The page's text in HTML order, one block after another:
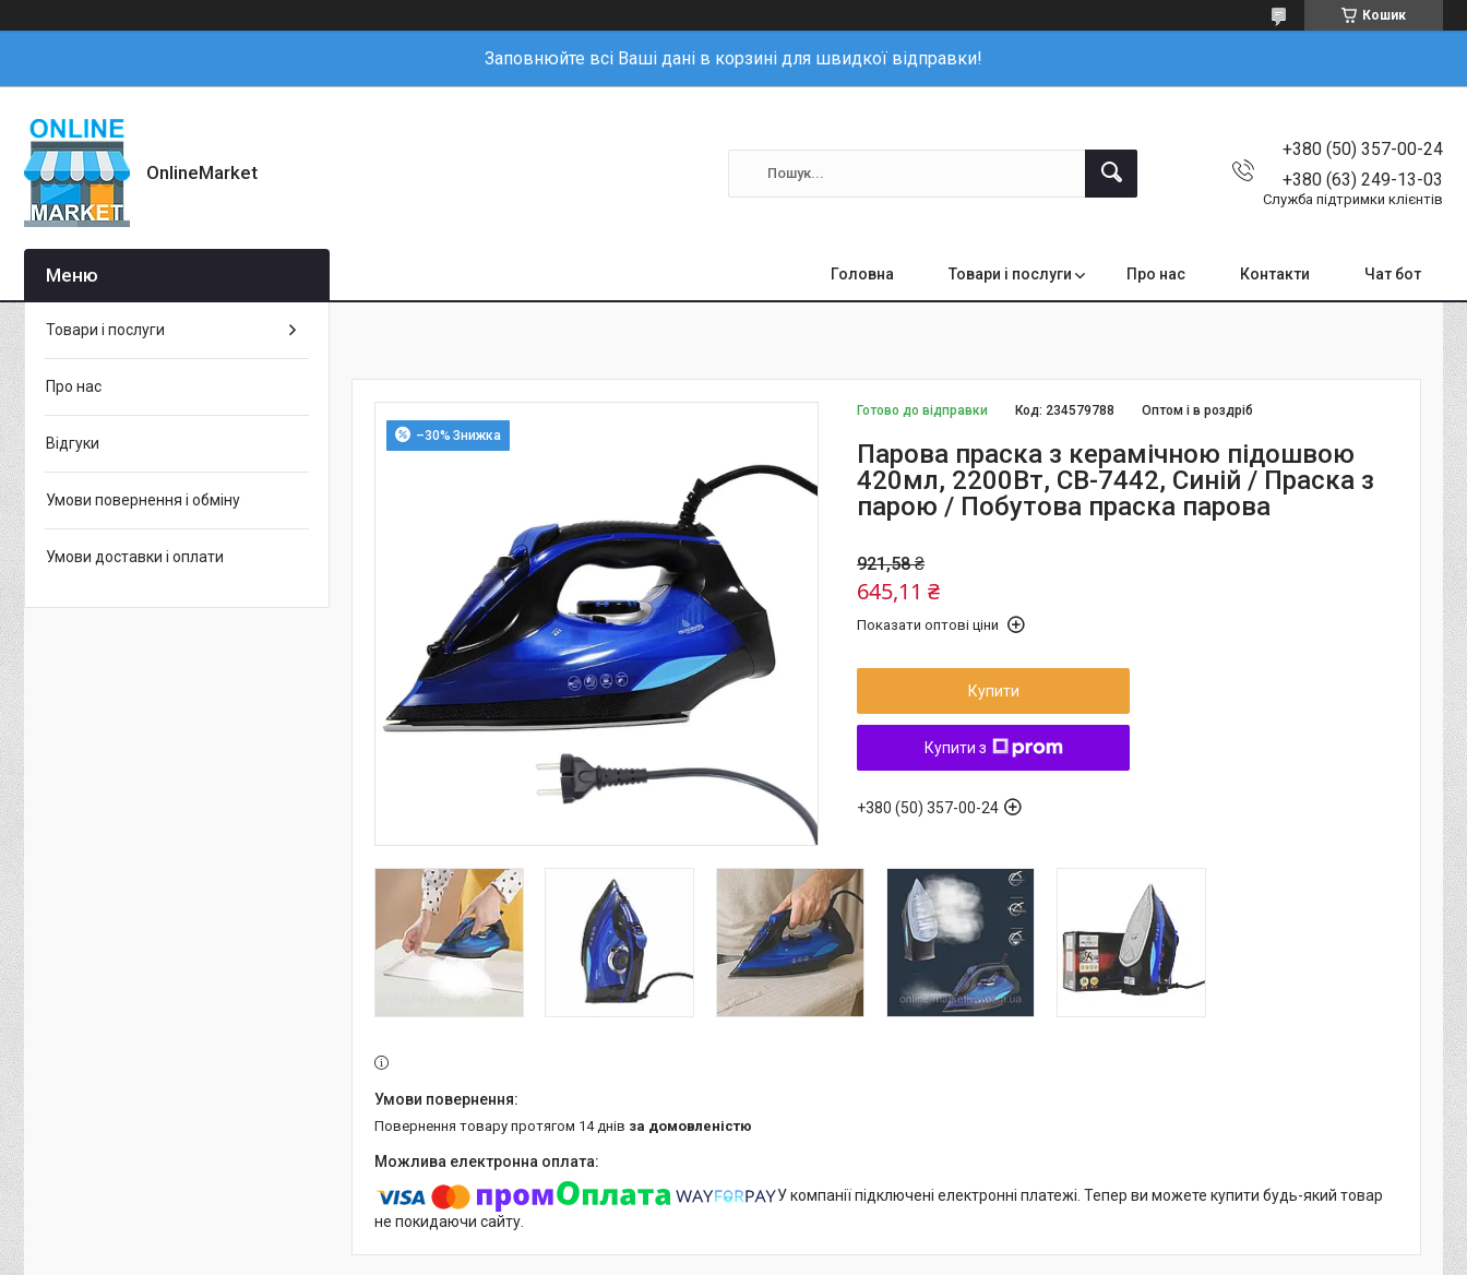
Кошик
Заповнюйте всі Ваші дані в корзині для швидкої відправки!
OnlineMarket
+380 (50) 357-00-24
+380 (63) 249-13-03
Служба підтримки клієнтів
Головна Товари і послуги Про нас Контакти Чат бот
–30%
Готово до відправки Оптом і в роздріб
Код: 234579788
Парова праска з керамічною підошвою
420мл, 2200Вт, СВ-7442, Синій / Праска з
парою / Побутова праска парова
921,58 ₴
645,11 ₴
Показати оптові ціни
Купити
Купити з
+380 (50) 357-00-24
повернення товару протягом 14 днів за домовленістю
У компанії підключені електронні платежі. Тепер ви можете купити будь-який товар
не покидаючи сайту.
Товари і послуги
Про нас
Відгуки
Умови повернення і обміну
Умови доставки і оплати